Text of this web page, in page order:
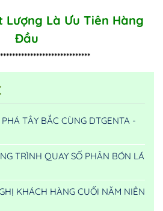
Lượng Là Ưu Tiên Hàng
Đầu
TÂY BẮC CÙNG DTGENTA -
TRÌNH QUAY SỐ PHÂN BÓN LÁ
KHÁCH HÀNG CUỐI NĂM NIÊN